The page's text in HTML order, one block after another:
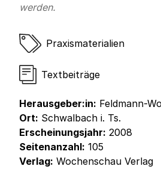
werden.
Praxismaterialien
Textbeiträge
Herausgeber:in: Feldmann-
Ort: Schwalbach i. Ts.
Erscheinungsjahr: 2008
Seitenanzahl: 105
Verlag: Wochenschau Verlag